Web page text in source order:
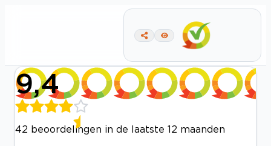
9,4
42 beoordelingen in de laatste 12 maanden